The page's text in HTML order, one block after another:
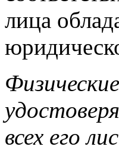
лица
всех его